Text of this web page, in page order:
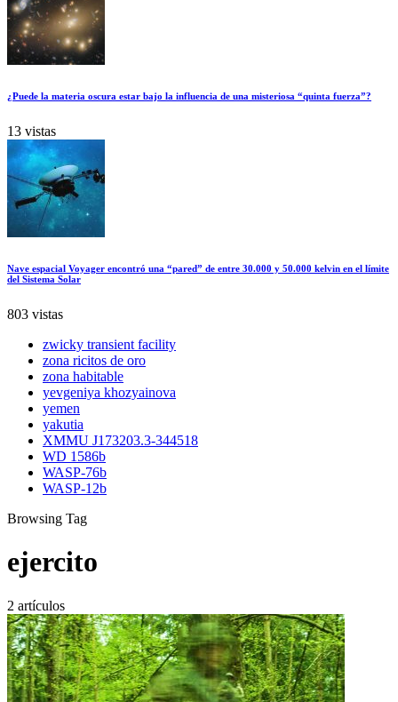
¿Puede la materia oscura estar bajo la influencia de una misteriosa “quinta fuerza”?
13 vistas
Nave espacial Voyager encontró una “pared” de entre 30.000 y 50.000 kelvin en el límite
del Sistema Solar
803 vistas
zwicky transient facility
zona ricitos de oro
zona habitable
yevgeniya khozyainova
yemen
yakutia
XMMU J173203.3-344518
WD 1586b
WASP-76b
WASP-12b
Browsing Tag
ejercito
2 artículos